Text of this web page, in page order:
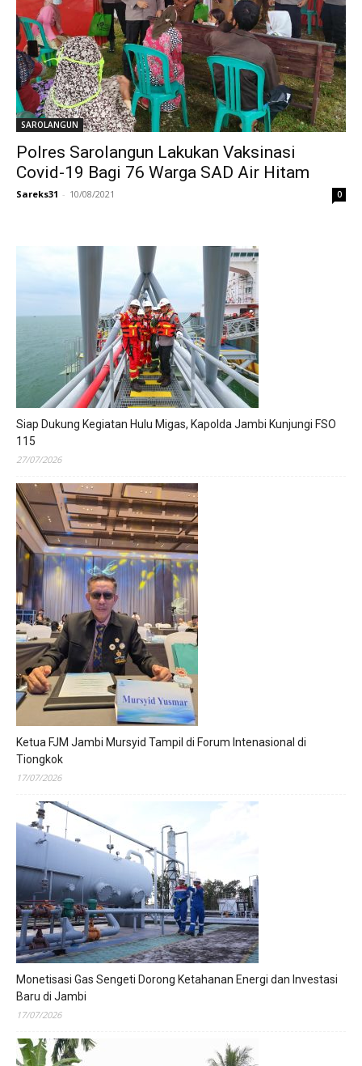
SAROLANGUN
Polres Sarolangun Lakukan Vaksinasi
Covid-19 Bagi 76 Warga SAD Air Hitam
Sareks31 - 10/08/2021 0
Siap Dukung Kegiatan Hulu Migas, Kapolda Jambi Kunjungi FSO
115
27/07/2026
Ketua FJM Jambi Mursyid Tampil di Forum Intenasional di
Tiongkok
17/07/2026
Monetisasi Gas Sengeti Dorong Ketahanan Energi dan Investasi
Baru di Jambi
17/07/2026